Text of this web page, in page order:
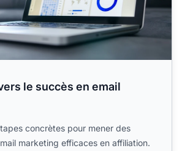
le succès en email
concrètes pour mener des
marketing efficaces en affiliation.